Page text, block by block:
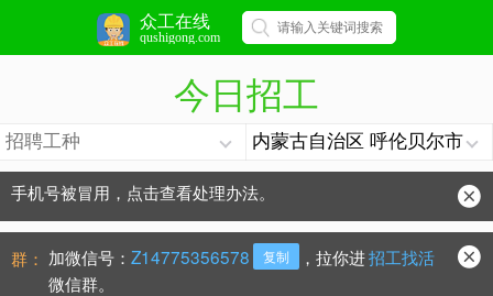
众工在线
qushigong.com
今日招工
手机号被冒用，点击查看处理办法。
防骗常识：学会这些不上当？
群： 加微信号： Z14775356578 复制 ，拉你进招工找活
微信群。